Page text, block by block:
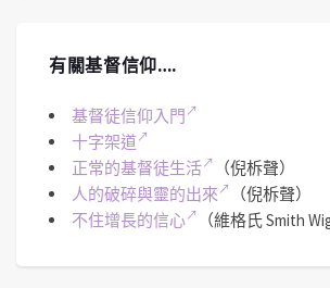
有關基督信仰….
基督徒信仰入門
十字架道
正常的基督徒生活
（倪柝聲）
人的破碎與靈的出來
（倪柝聲）
不住增長的信心
（維格氏 Smith